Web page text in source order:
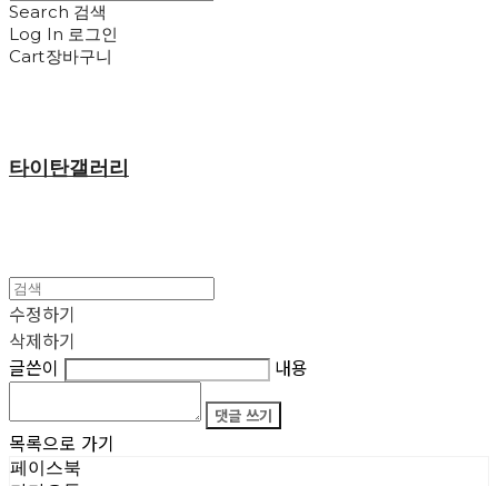
Search 검색
Log In 로그인
Cart장바구니
타이탄갤러리
수정하기
삭제하기
글쓴이
내용
댓글 쓰기
목록으로 가기
페이스북